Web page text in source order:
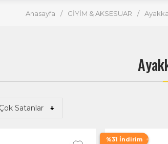
Anasayfa / GİYİM & AKSESUAR /
%31 İndirim